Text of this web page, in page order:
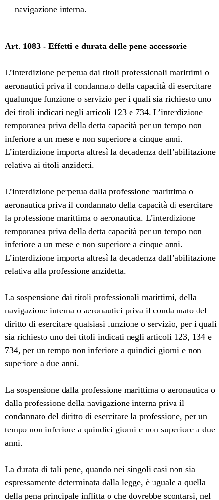
navigazione interna.
Art. 1083 - Effetti e durata delle pene accessorie
L’interdizione perpetua dai titoli professionali marittimi o
aeronautici priva il condannato della capacità di esercitare
qualunque funzione o servizio per i quali sia richiesto uno
dei titoli indicati negli articoli 123 e 734. L’interdizione
temporanea priva della detta capacità per un tempo non
inferiore a un mese e non superiore a cinque anni.
L’interdizione importa altresì la decadenza dell’abilitazione
relativa ai titoli anzidetti.
L’interdizione perpetua dalla professione marittima o
aeronautica priva il condannato della capacità di esercitare
la professione marittima o aeronautica. L’interdizione
temporanea priva della detta capacità per un tempo non
inferiore a un mese e non superiore a cinque anni.
L’interdizione importa altresì la decadenza dall’abilitazione
relativa alla professione anzidetta.
La sospensione dai titoli professionali marittimi, della
navigazione interna o aeronautici priva il condannato del
diritto di esercitare qualsiasi funzione o servizio, per i quali
sia richiesto uno dei titoli indicati negli articoli 123, 134 e
734, per un tempo non inferiore a quindici giorni e non
superiore a due anni.
La sospensione dalla professione marittima o aeronautica o
dalla professione della navigazione interna priva il
condannato del diritto di esercitare la professione, per un
tempo non inferiore a quindici giorni e non superiore a due
anni.
La durata di tali pene, quando nei singoli casi non sia
espressamente determinata dalla legge, è uguale a quella
della pena principale inflitta o che dovrebbe scontarsi, nel